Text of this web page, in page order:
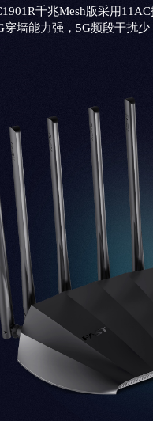
千兆Mesh版采用
穿墙能力强，5G频段干扰